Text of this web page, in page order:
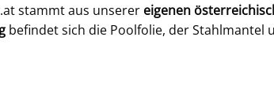
stammt aus unserer eigenen
befindet sich die Poolfolie, der Stahlmantel